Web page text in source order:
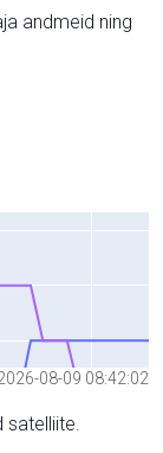
andmeid ning
08-09 08:42:02
satelliite.